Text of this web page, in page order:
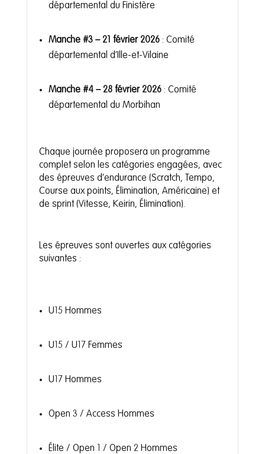
départemental du Finistère
Manche #3 – 21 février 2026: Comité
départemental d’Ille-et-Vilaine
Manche #4 – 28 février 2026: Comité
départemental du Morbihan
Chaque journée proposera un programme
complet selon les catégories engagées, avec
des épreuves d’endurance (Scratch, Tempo,
Course aux points, Élimination, Américaine) et
de sprint (Vitesse, Keirin, Élimination).
Les épreuves sont ouvertes aux catégories
suivantes :
U15 Hommes
U15 / U17 Femmes
U17 Hommes
Open 3 / Access Hommes
Élite / Open 1 / Open 2 Hommes